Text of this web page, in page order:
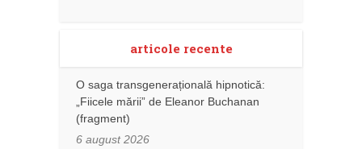
articole recente
O saga transgenerațională hipnotică:
„Fiicele mării” de Eleanor Buchanan
(fragment)
6 august 2026